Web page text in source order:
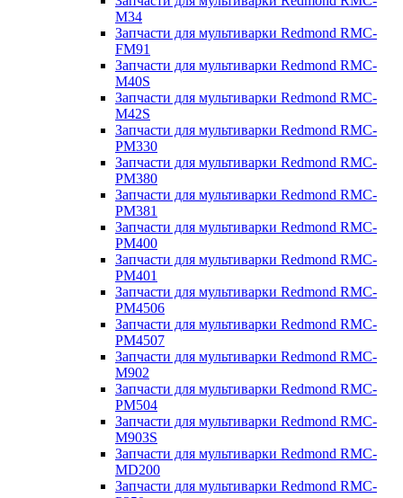
M34
Запчасти для мультиварки Redmond RMC-
FM91
Запчасти для мультиварки Redmond RMC-
M40S
Запчасти для мультиварки Redmond RMC-
M42S
Запчасти для мультиварки Redmond RMC-
PM330
Запчасти для мультиварки Redmond RMC-
PM380
Запчасти для мультиварки Redmond RMC-
PM381
Запчасти для мультиварки Redmond RMC-
PM400
Запчасти для мультиварки Redmond RMC-
PM401
Запчасти для мультиварки Redmond RMC-
PM4506
Запчасти для мультиварки Redmond RMC-
PM4507
Запчасти для мультиварки Redmond RMC-
M902
Запчасти для мультиварки Redmond RMC-
PM504
Запчасти для мультиварки Redmond RMC-
M903S
Запчасти для мультиварки Redmond RMC-
MD200
Запчасти для мультиварки Redmond RMC-